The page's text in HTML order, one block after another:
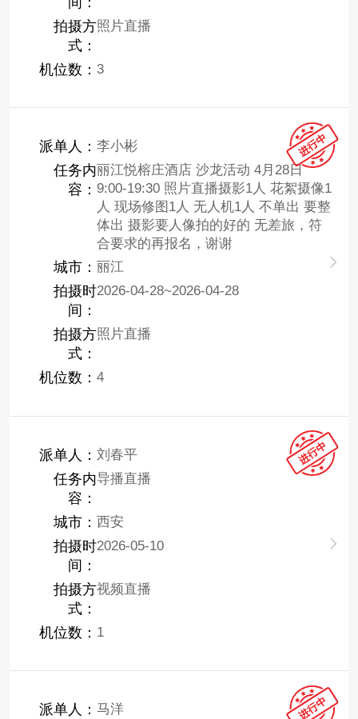
拍摄方
式：
照片直播
机位数： 3
派单人： 李小彬
任务内
容：
丽江悦榕庄酒店 沙龙活动 4月28日
9:00-19:30 照片直播摄影1人 花絮摄像1
人 现场修图1人 无人机1人 不单出 要整
体出 摄影要人像拍的好的 无差旅，符
合要求的再报名，谢谢
城市： 丽江
拍摄时
间：
2026-04-28~2026-04-28
拍摄方
式：
照片直播
机位数： 4
派单人： 刘春平
任务内
容：
导播直播
城市： 西安
拍摄时
间：
2026-05-10
拍摄方
式：
视频直播
机位数： 1
派单人： 马洋